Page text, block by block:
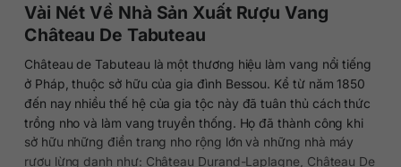
Vài Nét Về Nhà Sản Xuất Rượu Vang
Château De Tabuteau
Château de Tabuteau là một thương hiệu làm vang nổi tiếng
ở Pháp, thuộc sở hữu của gia đình Bessou. Kể từ năm 1850
đến nay nhiều thế hệ của gia tộc này đã tuân thủ cách thức
trồng nho và làm vang truyền thống. Họ đã thành công khi
sở hữu những điền trang nho rộng lớn và những nhà máy
rượu lừng danh như: Château Durand-Laplagne, Château De